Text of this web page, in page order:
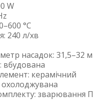
W
°C
240 л/хв
насадок: 31,5–32
вбудована
керамічний
охолоджувана
зварювання